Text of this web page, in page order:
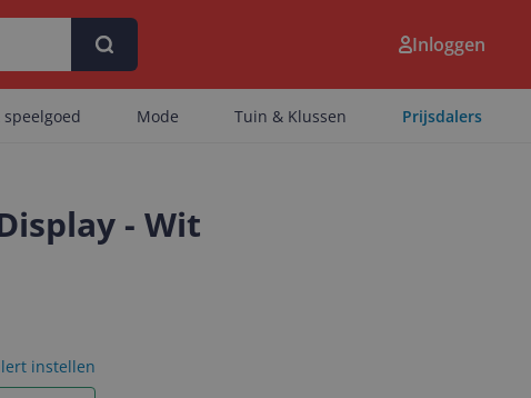
Inloggen
Mode Tuin & Klussen Prijsdalers
- Wit
instellen